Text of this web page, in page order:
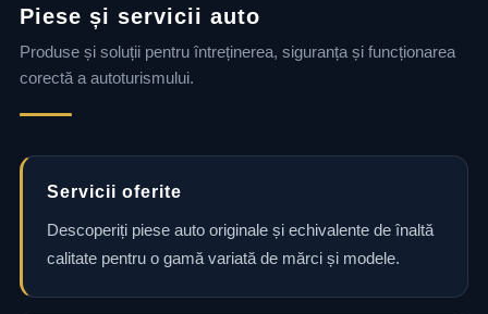
Piese și servicii auto
Produse și soluții pentru întreținerea, siguranța și funcționarea
corectă a autoturismului.
Servicii oferite
Descoperiți piese auto originale și echivalente de înaltă
calitate pentru o gamă variată de mărci și modele.